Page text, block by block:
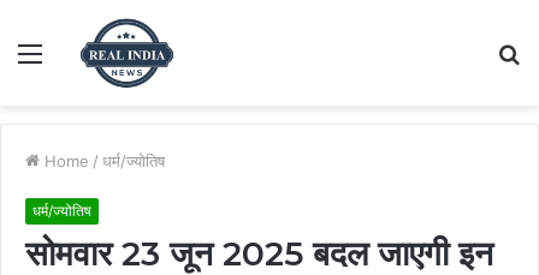
Menu
Home / धर्म/ज्योतिष
धर्म/ज्योतिष
सोमवार 23 जून 2025 बदल जाएगी इन